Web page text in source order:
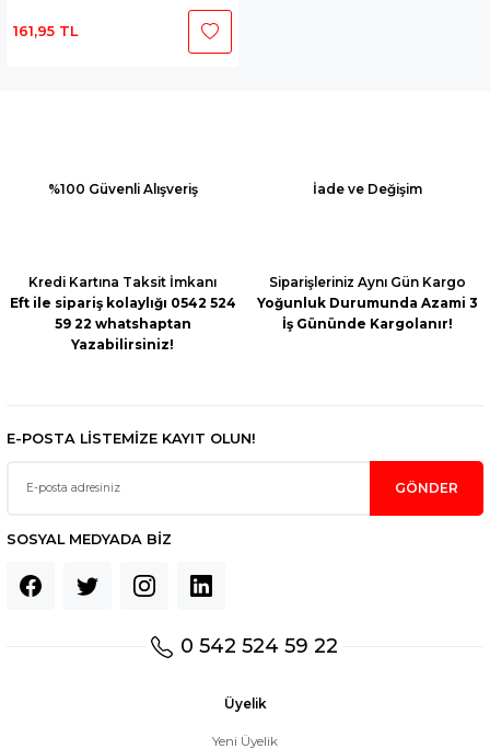
161,95 TL
%100 Güvenli Alışveriş İade ve Değişim
Kredi Kartına Taksit İmkanı
Eft ile sipariş kolaylığı 0542 524
59 22 whatshaptan
Yazabilirsiniz!
Siparişleriniz Aynı Gün Kargo
Yoğunluk Durumunda Azami 3
İş Gününde Kargolanır!
E-POSTA LİSTEMİZE KAYIT OLUN!
GÖNDER
SOSYAL MEDYADA BİZ
0 542 524 59 22
Üyelik
Yeni Üyelik